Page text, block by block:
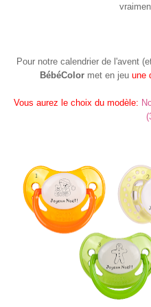
Pour notre calendrier de l'avent
BébéColor met en jeu une
Vous aurez le choix du modèle: